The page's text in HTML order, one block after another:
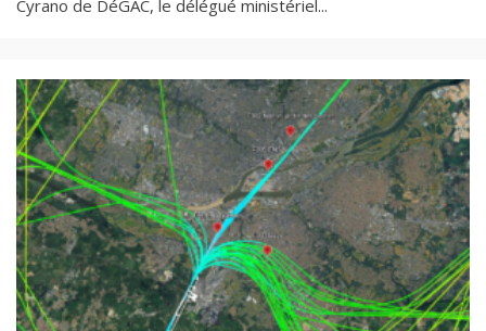
Cyrano de DéGAC, le délégué ministériel...